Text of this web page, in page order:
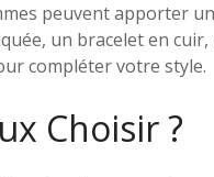
peuvent apporter
un bracelet en
compléter votre style.
Choisir ?